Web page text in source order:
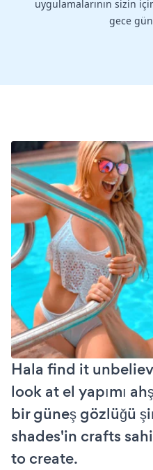
uygulamalarının sizin
gece
Hala find it
look at el yapımı
bir güneş gözlüğü
shades'in crafts
to create.